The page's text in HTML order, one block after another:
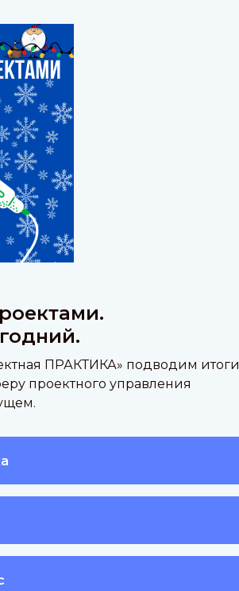
ПРАКТИКА» подводим итоги
проектного управления